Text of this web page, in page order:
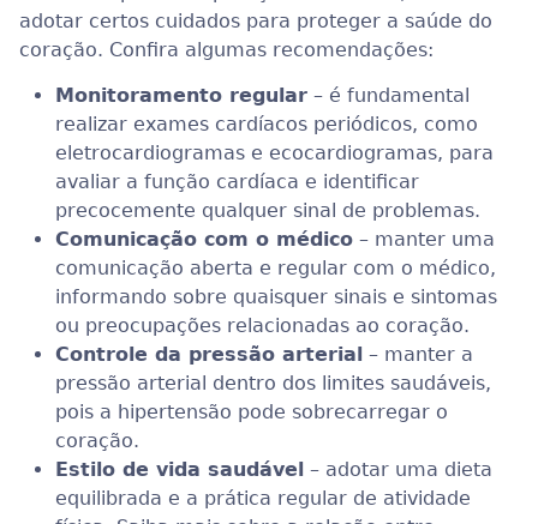
adotar certos cuidados para proteger a saúde do
coração. Confira algumas recomendações:
Monitoramento regular – é fundamental
realizar exames cardíacos periódicos, como
eletrocardiogramas e ecocardiogramas, para
avaliar a função cardíaca e identificar
precocemente qualquer sinal de problemas.
Comunicação com o médico – manter uma
comunicação aberta e regular com o médico,
informando sobre quaisquer sinais e sintomas
ou preocupações relacionadas ao coração.
Controle da pressão arterial – manter a
pressão arterial dentro dos limites saudáveis,
pois a hipertensão pode sobrecarregar o
coração.
Estilo de vida saudável – adotar uma dieta
equilibrada e a prática regular de atividade